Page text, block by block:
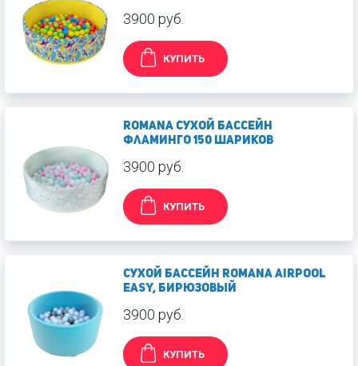
3900 руб.
КУПИТЬ
Romana Сухой бассейн
Фламинго 150 шариков
3900 руб.
КУПИТЬ
Сухой бассейн Romana Airpool
Easy, бирюзовый
3900 руб.
КУПИТЬ